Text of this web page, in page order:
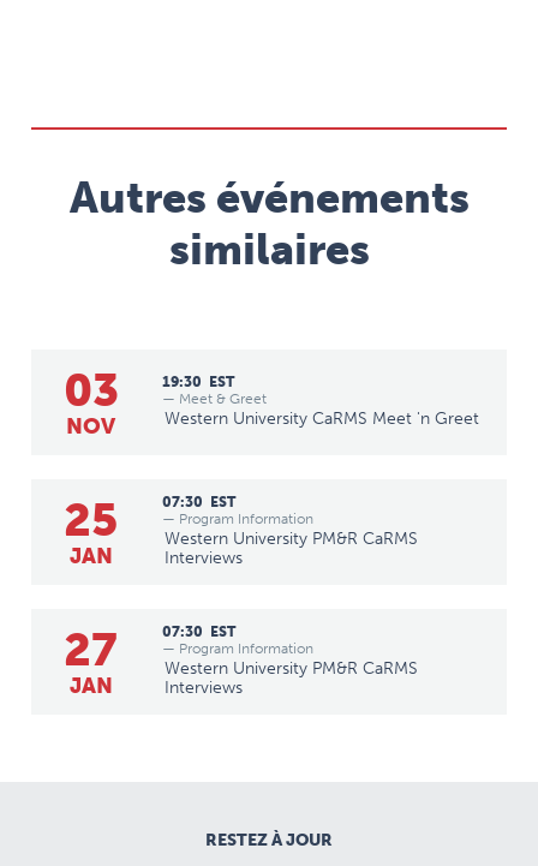
Autres événements
similaires
03
NOV
19:30 EST
— Meet & Greet
Western University CaRMS Meet 'n Greet
25
JAN
07:30 EST
— Program Information
Western University PM&R CaRMS
Interviews
27
JAN
07:30 EST
— Program Information
Western University PM&R CaRMS
Interviews
RESTEZ À JOUR